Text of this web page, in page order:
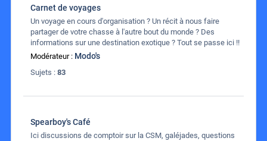
Carnet de voyages
Un voyage en cours d'organisation ? Un récit à nous faire
partager de votre chasse à l'autre bout du monde ? Des
informations sur une destination exotique ? Tout se passe ici !!
Modérateur : Modo's
Sujets : 83
Spearboy's Café
Ici discussions de comptoir sur la CSM, galéjades, questions